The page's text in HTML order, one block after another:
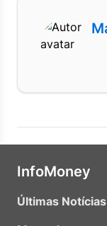
InfoMoney
Últimas Notícias